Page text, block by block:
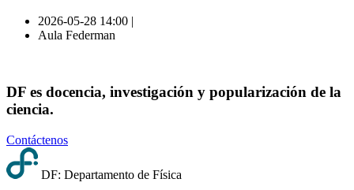
2026-05-28 14:00 |
Aula Federman
DF es docencia, investigación y popularización de la
ciencia.
Contáctenos
DF: Departamento de Física